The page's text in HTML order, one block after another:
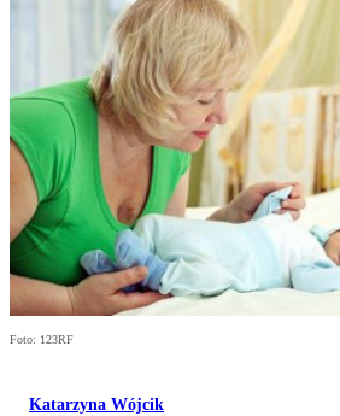
Foto: 123RF
Katarzyna Wójcik